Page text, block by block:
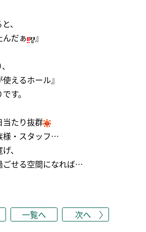
、
んだぁ
』
使えるホール』
す。
当たり抜群
様・スタッフ…
、
ごせる空間になれば…
一覧へ 次へ